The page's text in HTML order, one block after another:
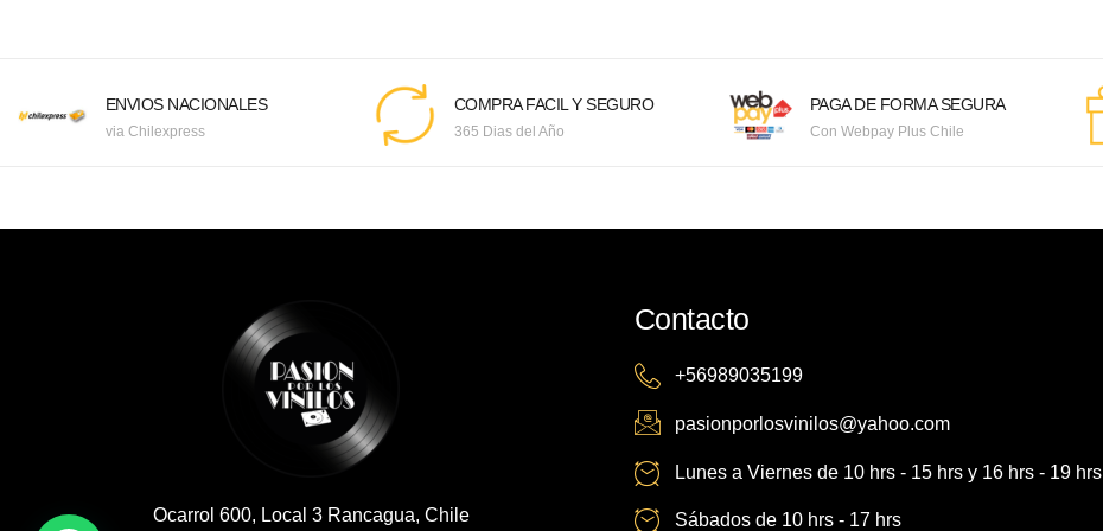
ENVIOS NACIONALES
via Chilexpress
COMPRA FACIL Y SEGURO
365 Dias del Año
PAGA DE FORMA SEGURA
Con Webpay Plus Chile
Ocarrol 600, Local 3 Rancagua, Chile
Contacto
+56989035199
pasionporlosvinilos@yahoo.com
Lunes a Viernes de 10 hrs - 15 hrs y 16 hrs - 19 hrs
Sábados de 10 hrs - 17 hrs